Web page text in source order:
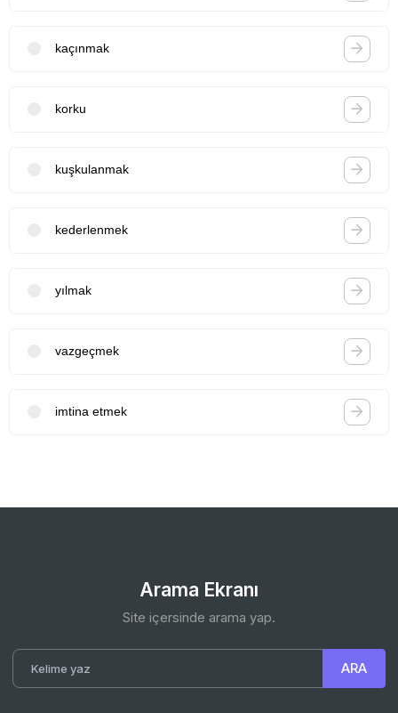
kaçınmak
korku
kuşkulanmak
kederlenmek
yılmak
vazgeçmek
imtina etmek
Arama Ekranı
Site içersinde arama yap.